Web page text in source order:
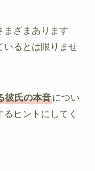
まざまあります
いるとは限りませ
彼氏の本音につい
ヒントにしてく